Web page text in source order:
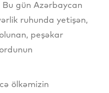
gün Azərbaycan
ruhunda yetişən,
peşəkar
ölkəmizin